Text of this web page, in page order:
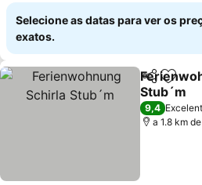
Selecione as datas para ver os
exatos.
Partilhar
Stub´m
Ver
9,4
a 1.8 km